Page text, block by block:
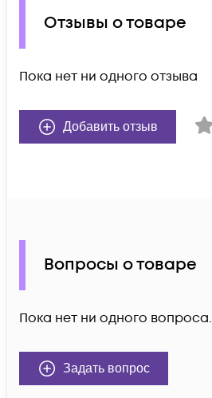
Отзывы о товаре
Пока нет ни одного отзыва
Добавить отзыв
Вопросы о товаре
Пока нет ни одного вопроса.
Задать вопрос